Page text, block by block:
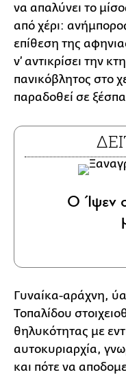
να απαλύνει το
από χέρι:
επίθεση της
ν’ αντικρίσει την
πανικόβλητος στο
παραδοθεί σε
Ο Ίψεν
Γυναίκα-αράχνη,
Τοπαλίδου
θηλυκότητας με
αυτοκυριαρχία,
και πότε να